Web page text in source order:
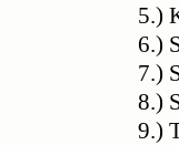
5.)
6.)
7.)
8.)
9.)